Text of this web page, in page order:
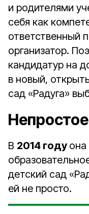
и родителями
себя как
ответственный
организатор.
кандидатур на
в новый,
сад «Радуга»
В 2014 году она
детский сад
ей не просто.